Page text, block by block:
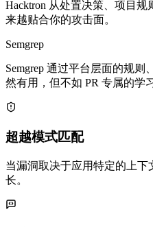
Hacktron 从处置决策、项目
来越贴合你的攻击面。
Semgrep
Semgrep 通过平台层面的规
然有用，但不如 PR 专属的学
超越模式匹配
当漏洞取决于应用特定的上下
长。